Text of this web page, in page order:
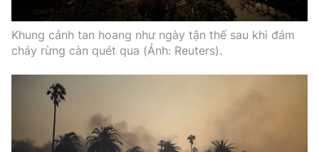
Khung cảnh tan hoang như ngày tận thế sau khi đám
cháy rừng càn quét qua (Ảnh: Reuters).